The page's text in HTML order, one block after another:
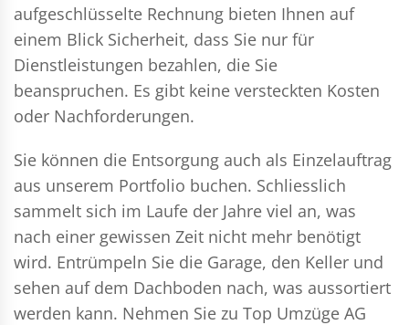
aufgeschlüsselte Rechnung bieten Ihnen auf
einem Blick Sicherheit, dass Sie nur für
Dienstleistungen bezahlen, die Sie
beanspruchen. Es gibt keine versteckten Kosten
oder Nachforderungen.
Sie können die Entsorgung auch als Einzelauftrag
aus unserem Portfolio buchen. Schliesslich
sammelt sich im Laufe der Jahre viel an, was
nach einer gewissen Zeit nicht mehr benötigt
wird. Entrümpeln Sie die Garage, den Keller und
sehen auf dem Dachboden nach, was aussortiert
werden kann. Nehmen Sie zu Top Umzüge AG